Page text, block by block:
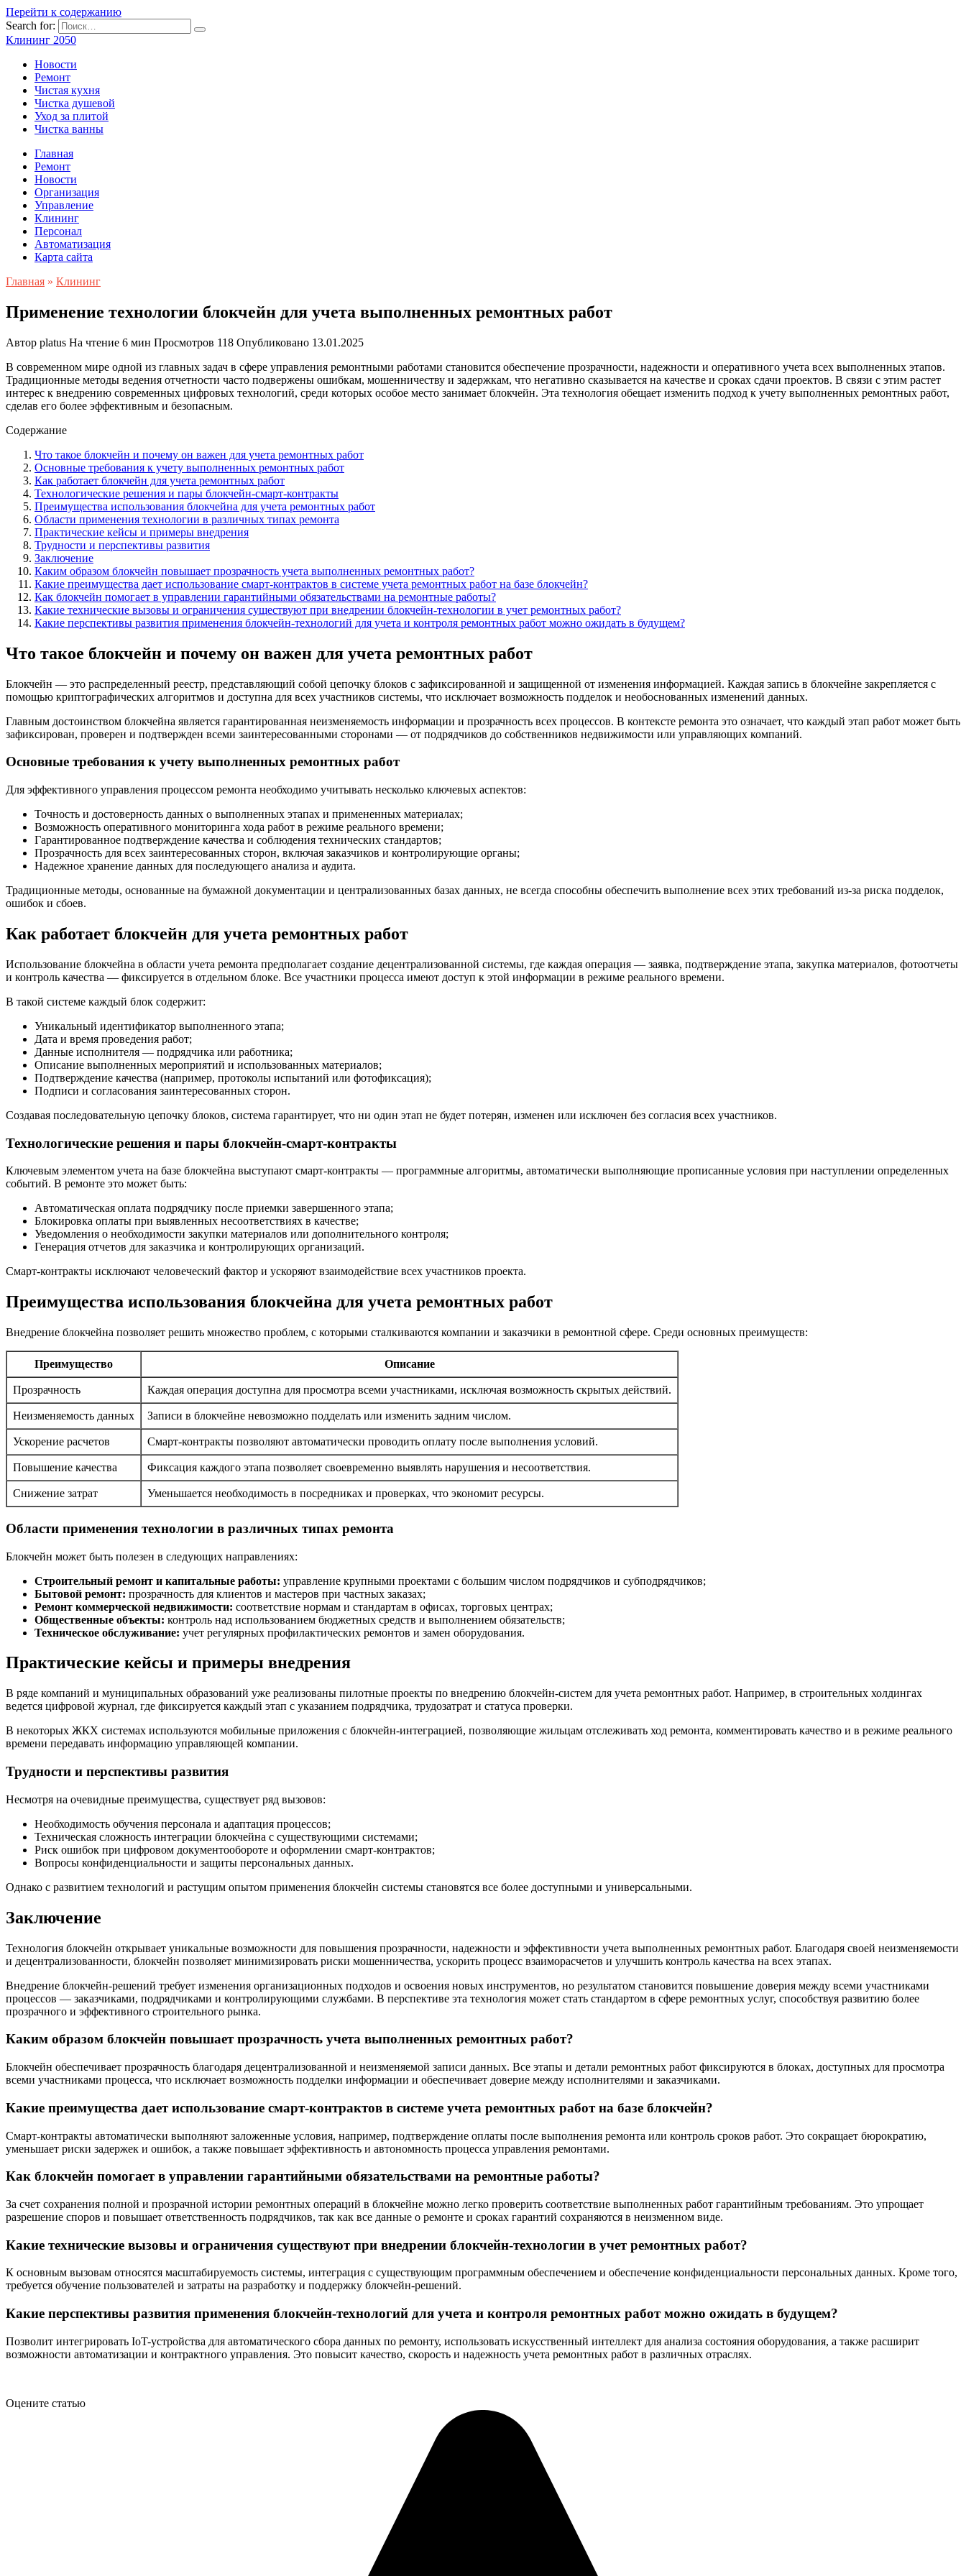
Перейти к содержанию
Search for:
Клининг 2050
Новости
Ремонт
Чистая кухня
Чистка душевой
Уход за плитой
Чистка ванны
Главная
Ремонт
Новости
Организация
Управление
Клининг
Персонал
Автоматизация
Карта сайта
Главная » Клининг
Применение технологии блокчейн для учета выполненных ремонтных работ
Автор platus На чтение 6 мин Просмотров 118 Опубликовано 13.01.2025
В современном мире одной из главных задач в сфере управления ремонтными работами становится обеспечение прозрачности, надежности и оперативного учета всех выполненных этапов.
Традиционные методы ведения отчетности часто подвержены ошибкам, мошенничеству и задержкам, что негативно сказывается на качестве и сроках сдачи проектов. В связи с этим растет
интерес к внедрению современных цифровых технологий, среди которых особое место занимает блокчейн. Эта технология обещает изменить подход к учету выполненных ремонтных работ,
сделав его более эффективным и безопасным.
Содержание
Что такое блокчейн и почему он важен для учета ремонтных работ
Основные требования к учету выполненных ремонтных работ
Как работает блокчейн для учета ремонтных работ
Технологические решения и пары блокчейн-смарт-контракты
Преимущества использования блокчейна для учета ремонтных работ
Области применения технологии в различных типах ремонта
Практические кейсы и примеры внедрения
Трудности и перспективы развития
Заключение
Каким образом блокчейн повышает прозрачность учета выполненных ремонтных работ?
Какие преимущества дает использование смарт-контрактов в системе учета ремонтных работ на базе блокчейн?
Как блокчейн помогает в управлении гарантийными обязательствами на ремонтные работы?
Какие технические вызовы и ограничения существуют при внедрении блокчейн-технологии в учет ремонтных работ?
Какие перспективы развития применения блокчейн-технологий для учета и контроля ремонтных работ можно ожидать в будущем?
Что такое блокчейн и почему он важен для учета ремонтных работ
Блокчейн — это распределенный реестр, представляющий собой цепочку блоков с зафиксированной и защищенной от изменения информацией. Каждая запись в блокчейне закрепляется с
помощью криптографических алгоритмов и доступна для всех участников системы, что исключает возможность подделок и необоснованных изменений данных.
Главным достоинством блокчейна является гарантированная неизменяемость информации и прозрачность всех процессов. В контексте ремонта это означает, что каждый этап работ может быть
зафиксирован, проверен и подтвержден всеми заинтересованными сторонами — от подрядчиков до собственников недвижимости или управляющих компаний.
Основные требования к учету выполненных ремонтных работ
Для эффективного управления процессом ремонта необходимо учитывать несколько ключевых аспектов:
Точность и достоверность данных о выполненных этапах и примененных материалах;
Возможность оперативного мониторинга хода работ в режиме реального времени;
Гарантированное подтверждение качества и соблюдения технических стандартов;
Прозрачность для всех заинтересованных сторон, включая заказчиков и контролирующие органы;
Надежное хранение данных для последующего анализа и аудита.
Традиционные методы, основанные на бумажной документации и централизованных базах данных, не всегда способны обеспечить выполнение всех этих требований из-за риска подделок,
ошибок и сбоев.
Как работает блокчейн для учета ремонтных работ
Использование блокчейна в области учета ремонта предполагает создание децентрализованной системы, где каждая операция — заявка, подтверждение этапа, закупка материалов, фотоотчеты
и контроль качества — фиксируется в отдельном блоке. Все участники процесса имеют доступ к этой информации в режиме реального времени.
В такой системе каждый блок содержит:
Уникальный идентификатор выполненного этапа;
Дата и время проведения работ;
Данные исполнителя — подрядчика или работника;
Описание выполненных мероприятий и использованных материалов;
Подтверждение качества (например, протоколы испытаний или фотофиксация);
Подписи и согласования заинтересованных сторон.
Создавая последовательную цепочку блоков, система гарантирует, что ни один этап не будет потерян, изменен или исключен без согласия всех участников.
Технологические решения и пары блокчейн-смарт-контракты
Ключевым элементом учета на базе блокчейна выступают смарт-контракты — программные алгоритмы, автоматически выполняющие прописанные условия при наступлении определенных
событий. В ремонте это может быть:
Автоматическая оплата подрядчику после приемки завершенного этапа;
Блокировка оплаты при выявленных несоответствиях в качестве;
Уведомления о необходимости закупки материалов или дополнительного контроля;
Генерация отчетов для заказчика и контролирующих организаций.
Смарт-контракты исключают человеческий фактор и ускоряют взаимодействие всех участников проекта.
Преимущества использования блокчейна для учета ремонтных работ
Внедрение блокчейна позволяет решить множество проблем, с которыми сталкиваются компании и заказчики в ремонтной сфере. Среди основных преимуществ:
Преимущество Описание
Прозрачность Каждая операция доступна для просмотра всеми участниками, исключая возможность скрытых действий.
Неизменяемость данных Записи в блокчейне невозможно подделать или изменить задним числом.
Ускорение расчетов Смарт-контракты позволяют автоматически проводить оплату после выполнения условий.
Повышение качества Фиксация каждого этапа позволяет своевременно выявлять нарушения и несоответствия.
Снижение затрат Уменьшается необходимость в посредниках и проверках, что экономит ресурсы.
Области применения технологии в различных типах ремонта
Блокчейн может быть полезен в следующих направлениях:
Строительный ремонт и капитальные работы: управление крупными проектами с большим числом подрядчиков и субподрядчиков;
Бытовой ремонт: прозрачность для клиентов и мастеров при частных заказах;
Ремонт коммерческой недвижимости: соответствие нормам и стандартам в офисах, торговых центрах;
Общественные объекты: контроль над использованием бюджетных средств и выполнением обязательств;
Техническое обслуживание: учет регулярных профилактических ремонтов и замен оборудования.
Практические кейсы и примеры внедрения
В ряде компаний и муниципальных образований уже реализованы пилотные проекты по внедрению блокчейн-систем для учета ремонтных работ. Например, в строительных холдингах
ведется цифровой журнал, где фиксируется каждый этап с указанием подрядчика, трудозатрат и статуса проверки.
В некоторых ЖКХ системах используются мобильные приложения с блокчейн-интеграцией, позволяющие жильцам отслеживать ход ремонта, комментировать качество и в режиме реального
времени передавать информацию управляющей компании.
Трудности и перспективы развития
Несмотря на очевидные преимущества, существует ряд вызовов:
Необходимость обучения персонала и адаптация процессов;
Техническая сложность интеграции блокчейна с существующими системами;
Риск ошибок при цифровом документообороте и оформлении смарт-контрактов;
Вопросы конфиденциальности и защиты персональных данных.
Однако с развитием технологий и растущим опытом применения блокчейн системы становятся все более доступными и универсальными.
Заключение
Технология блокчейн открывает уникальные возможности для повышения прозрачности, надежности и эффективности учета выполненных ремонтных работ. Благодаря своей неизменяемости
и децентрализованности, блокчейн позволяет минимизировать риски мошенничества, ускорить процесс взаиморасчетов и улучшить контроль качества на всех этапах.
Внедрение блокчейн-решений требует изменения организационных подходов и освоения новых инструментов, но результатом становится повышение доверия между всеми участниками
процессов — заказчиками, подрядчиками и контролирующими службами. В перспективе эта технология может стать стандартом в сфере ремонтных услуг, способствуя развитию более
прозрачного и эффективного строительного рынка.
Каким образом блокчейн повышает прозрачность учета выполненных ремонтных работ?
Блокчейн обеспечивает прозрачность благодаря децентрализованной и неизменяемой записи данных. Все этапы и детали ремонтных работ фиксируются в блоках, доступных для просмотра
всеми участниками процесса, что исключает возможность подделки информации и обеспечивает доверие между исполнителями и заказчиками.
Какие преимущества дает использование смарт-контрактов в системе учета ремонтных работ на базе блокчейн?
Смарт-контракты автоматически выполняют заложенные условия, например, подтверждение оплаты после выполнения ремонта или контроль сроков работ. Это сокращает бюрократию,
уменьшает риски задержек и ошибок, а также повышает эффективность и автономность процесса управления ремонтами.
Как блокчейн помогает в управлении гарантийными обязательствами на ремонтные работы?
За счет сохранения полной и прозрачной истории ремонтных операций в блокчейне можно легко проверить соответствие выполненных работ гарантийным требованиям. Это упрощает
разрешение споров и повышает ответственность подрядчиков, так как все данные о ремонте и сроках гарантий сохраняются в неизменном виде.
Какие технические вызовы и ограничения существуют при внедрении блокчейн-технологии в учет ремонтных работ?
К основным вызовам относятся масштабируемость системы, интеграция с существующим программным обеспечением и обеспечение конфиденциальности персональных данных. Кроме того,
требуется обучение пользователей и затраты на разработку и поддержку блокчейн-решений.
Какие перспективы развития применения блокчейн-технологий для учета и контроля ремонтных работ можно ожидать в будущем?
Позволит интегрировать IoT-устройства для автоматического сбора данных по ремонту, использовать искусственный интеллект для анализа состояния оборудования, а также расширит
возможности автоматизации и контрактного управления. Это повысит качество, скорость и надежность учета ремонтных работ в различных отраслях.
Оцените статью